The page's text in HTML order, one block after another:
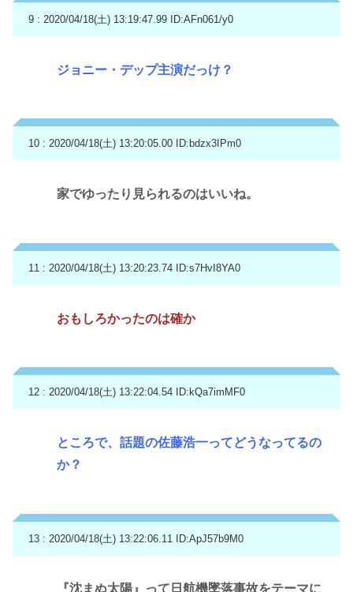
9 : 2020/04/18(土) 13:19:47.99 ID:AFn061/y0
ジョニー・デップ主演だっけ？
10 : 2020/04/18(土) 13:20:05.00 ID:bdzx3IPm0
家でゆったり見られるのはいいね。
11 : 2020/04/18(土) 13:20:23.74 ID:s7HvI8YA0
おもしろかったのは確か
12 : 2020/04/18(土) 13:22:04.54 ID:kQa7imMF0
ところで、話題の佐藤浩一ってどうなってるの
か？
13 : 2020/04/18(土) 13:22:06.11 ID:ApJ57b9M0
『沈まぬ太陽』って日航機墜落事故をテーマに